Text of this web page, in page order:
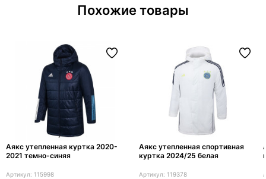
Похожие товары
Аякс утепленная куртка 2020-
2021 темно-синяя
115998
Аякс утепленная спортивная
куртка 2024/25 белая
119378